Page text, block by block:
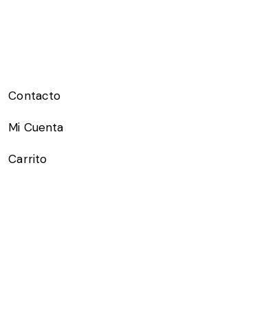
Contacto
Mi Cuenta
Carrito